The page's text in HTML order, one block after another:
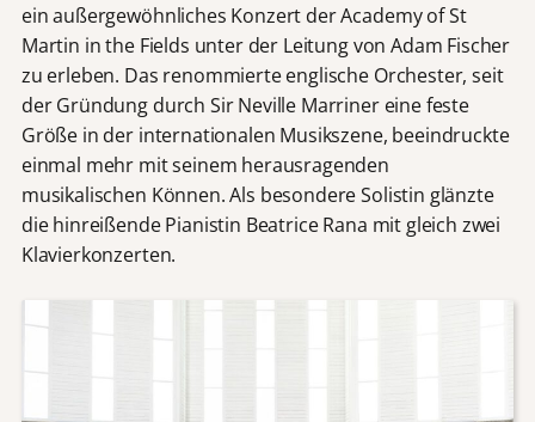
ein außergewöhnliches Konzert der Academy of St
Martin in the Fields unter der Leitung von Adam Fischer
zu erleben. Das renommierte englische Orchester, seit
der Gründung durch Sir Neville Marriner eine feste
Größe in der internationalen Musikszene, beeindruckte
einmal mehr mit seinem herausragenden
musikalischen Können. Als besondere Solistin glänzte
die hinreißende Pianistin Beatrice Rana mit gleich zwei
Klavierkonzerten.